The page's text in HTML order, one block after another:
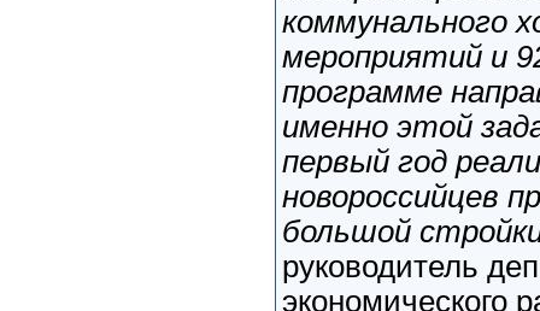
коммунального
мероприятий и
программе
именно этой
первый год
новороссийцев
большой
руководитель
экономического